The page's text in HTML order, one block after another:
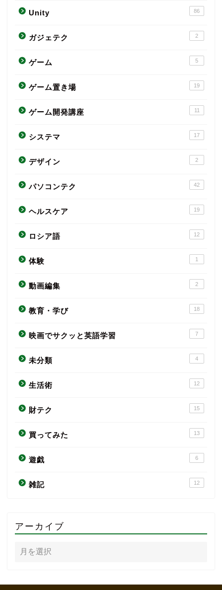
Unity 86
ガジェテク 2
ゲーム 5
ゲーム置き場 19
ゲーム開発講座 11
システマ 17
デザイン 2
パソコンテク 42
ヘルスケア 19
ロシア語 12
体験 1
動画編集 2
教育・学び 18
映画でサクッと英語学習 7
未分類 4
生活術 12
財テク 15
買ってみた 13
遊戯 6
雑記 12
アーカイブ